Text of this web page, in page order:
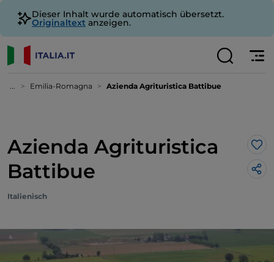
Dieser Inhalt wurde automatisch übersetzt.
Originaltext anzeigen.
... Emilia-Romagna Azienda Agrituristica Battibue
Azienda Agrituristica
Battibue
Italienisch